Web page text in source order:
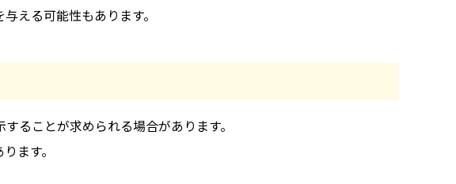
える可能性もあります。
ることが求められる場合があります。
ます。